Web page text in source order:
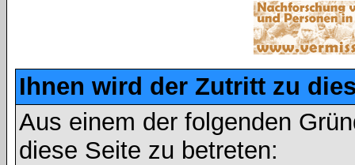
Ihnen wird der Zutritt zu
Aus einem der folgenden
diese Seite zu betreten: